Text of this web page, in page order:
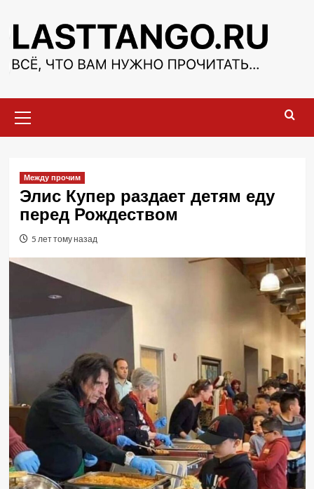
содержимому
меню
Между прочим
Элис Купер раздает детям еду
перед Рождеством
5 лет тому назад